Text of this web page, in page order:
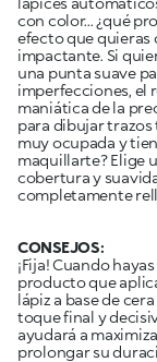
con color... ¿qué
efecto que quieras
impactante. Si
una punta suave
imperfecciones, el
maniática de la
para dibujar trazos
muy ocupada y
maquillarte? Elige
cobertura y
completamente
CONSEJOS:
¡Fija! Cuando
producto que
lápiz a base de
toque final y
ayudará a
prolongar su